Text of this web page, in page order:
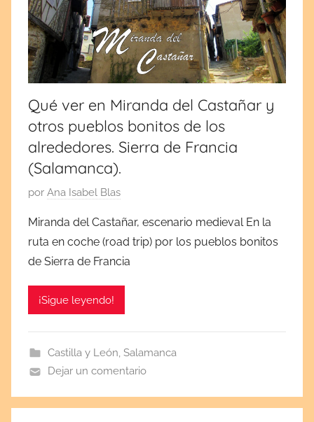
España
Europa
tradiciones.
¡Visita
blog!
Qué ver en Miranda del Castañar y
otros pueblos bonitos de los
alrededores. Sierra de Francia
(Salamanca).
P
b
l
i
c
e
l
c
por Ana Isabel Blas
Miranda del Castañar, escenario medieval En la
ruta en coche (road trip) por los pueblos bonitos
de Sierra de Francia
¡Sigue leyendo!
Castilla y León, Salamanca
Dejar un comentario